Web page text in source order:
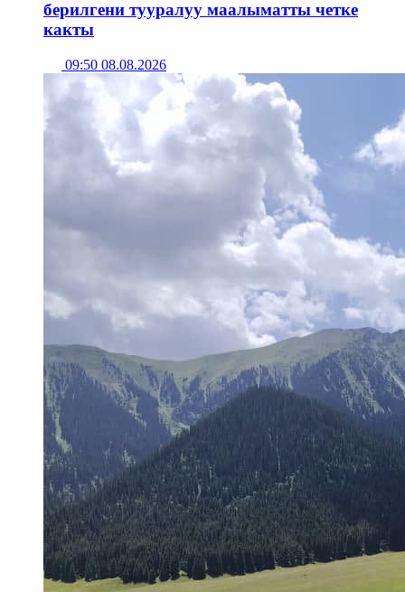
берилгени тууралуу маалыматты четке
какты
09:50 08.08.2026